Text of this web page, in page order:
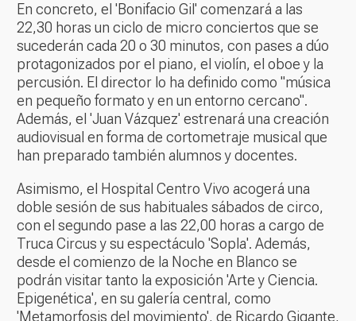
En concreto, el 'Bonifacio Gil' comenzará a las
22,30 horas un ciclo de micro conciertos que se
sucederán cada 20 o 30 minutos, con pases a dúo
protagonizados por el piano, el violín, el oboe y la
percusión. El director lo ha definido como "música
en pequeño formato y en un entorno cercano".
Además, el 'Juan Vázquez' estrenará una creación
audiovisual en forma de cortometraje musical que
han preparado también alumnos y docentes.
Asimismo, el Hospital Centro Vivo acogerá una
doble sesión de sus habituales sábados de circo,
con el segundo pase a las 22,00 horas a cargo de
Truca Circus y su espectáculo 'Sopla'. Además,
desde el comienzo de la Noche en Blanco se
podrán visitar tanto la exposición 'Arte y Ciencia.
Epigenética', en su galería central, como
'Metamorfosis del movimiento', de Ricardo Gigante,